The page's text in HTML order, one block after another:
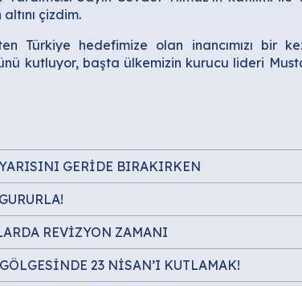
çizdim.
Türkiye hedefimize olan inancımızı
kutluyor, başta ülkemizin kurucu lideri
GERİDE BIRAKIRKEN
REVİZYON ZAMANI
23 NİSAN’I KUTLAMAK!